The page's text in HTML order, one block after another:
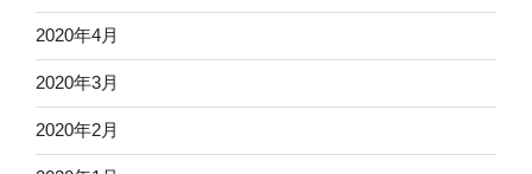
2020年4月
2020年3月
2020年2月